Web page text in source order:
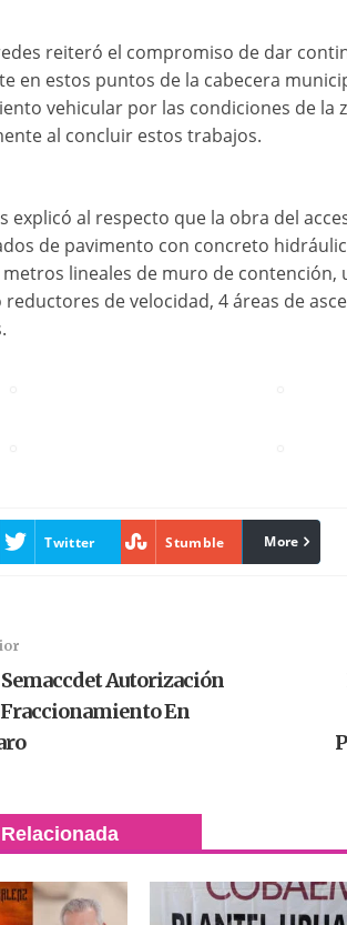
reiteró el compromiso de dar
en estos puntos de la cabecera
vehicular por las condiciones de la
al concluir estos trabajos.
explicó al respecto que la obra del
de pavimento con concreto
lineales de muro de
de velocidad, 4 áreas de
Twitter Stumble linkedin
More
Autorización
Fraccionamiento En